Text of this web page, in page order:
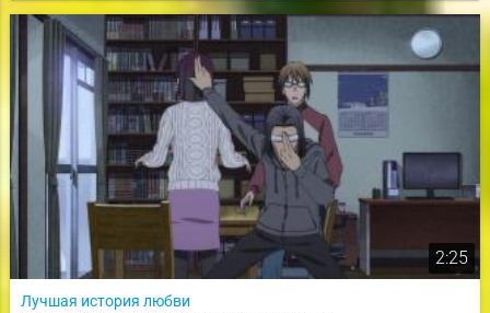
2:25
Лучшая история любви